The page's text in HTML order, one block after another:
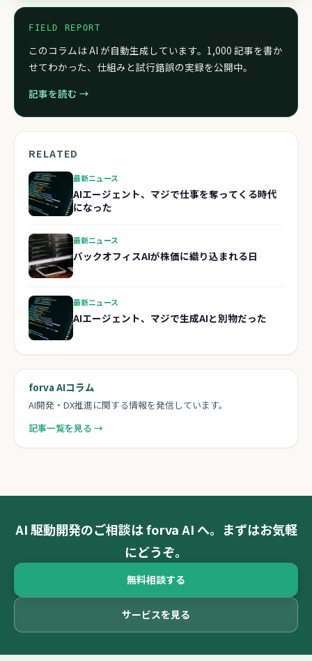
FIELD REPORT
このコラムは AI が自動生成しています。1,000 記事を書か
せてわかった、仕組みと試行錯誤の実録を公開中。
記事を読む →
RELATED
最新ニュース
AIエージェント、マジで仕事を奪ってくる時代
になった
最新ニュース
バックオフィスAIが株価に織り込まれる日
最新ニュース
AIエージェント、マジで生成AIと別物だった
forva AIコラム
AI開発・DX推進に関する情報を発信しています。
記事一覧を見る →
AI 駆動開発のご相談は forva AI へ。まずはお気軽
にどうぞ。
無料相談する
サービスを見る